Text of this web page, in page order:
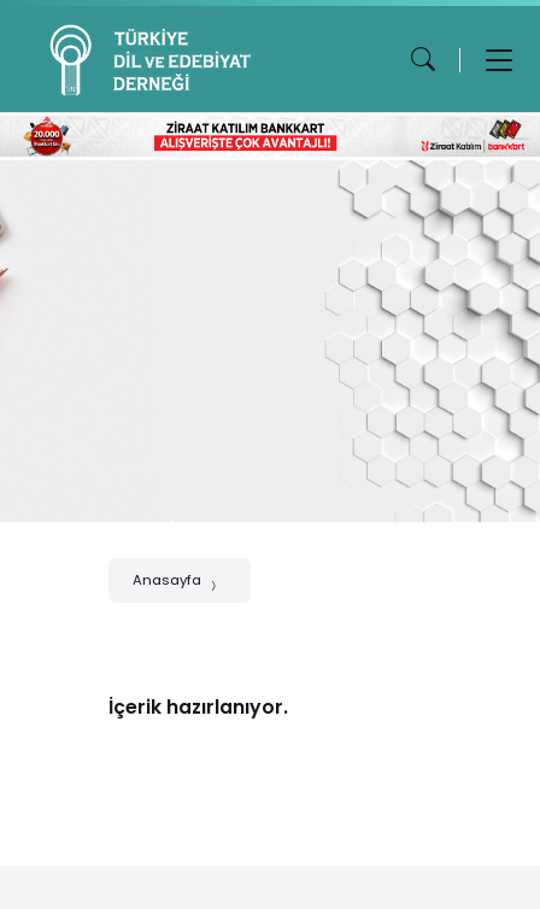
Anasayfa
İçerik hazırlanıyor.